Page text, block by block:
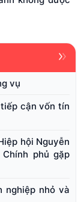
vụ
cận vốn tín
hội Nguyễn
phủ gặp
nghiệp nhỏ và